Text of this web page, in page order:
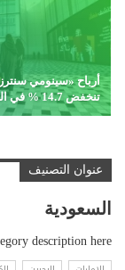
أرباح «سينومي
تنخفض 14.7 % في النصف الأول
عنوان التصنيف
السعودية
description here.